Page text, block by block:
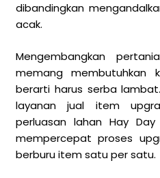
dibandingkan
acak.
Mengembangkan
memang membutuhkan
berarti harus serba
layanan jual item
perluasan lahan Hay
mempercepat proses
berburu item satu per satu.